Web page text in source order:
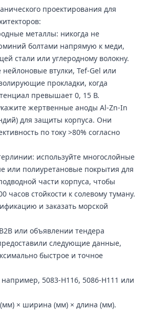
проектирования для
металлы: никогда не
болтами напрямую к меди,
стали или углеродному волокну.
нейлоновые втулки, Tef-Gel или
прокладки, когда
превышает 0, 15 В.
жертвенные аноды Al-Zn-In
для защиты корпуса. Они
по току >80% согласно
используйте многослойные
или полиуретановые покрытия для
части корпуса, чтобы
часов стойкости к солевому туману.
и заказать морской
или объявлении тендера
следующие данные,
быстрое и точное
5083-H116, 5086-H111 или
× ширина (мм) × длина (мм).